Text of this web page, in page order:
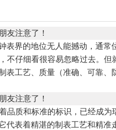
表界的地位无人能撼动，通常
不仔细看很容易忽略过去。但
表工艺、质量（准确、可靠、
品质和标准的标识，已经成为
代表着精湛的制表工艺和精准